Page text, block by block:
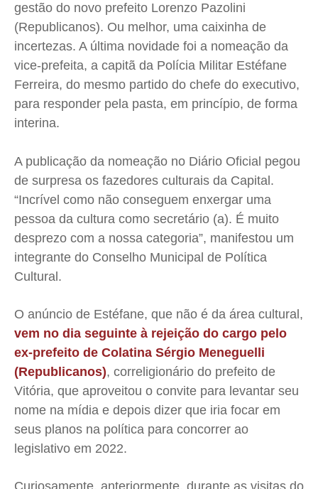
Cultura
Colunas
Caetano Roque
Gustavo Bastos
Jr Mignone (in memorian)
Wanda Sily
Publicidade Legal
Anuncie
Quem Somos
Expediente
Contato
Termos de Uso
Privacidade
Cultura
Colunas
Caetano Roque
Gustavo Bastos
Jr Mignone (in memorian)
Wanda Sily
Publicidade Legal
Anuncie
Quem Somos
Expediente
Contato
Termos de Uso
Privacidade
Cultura
Colunas
Caetano Roque
Gustavo Bastos
Jr Mignone (in memorian)
Wanda Sily
Publicidade Legal
Anuncie
Quem Somos
Expediente
Contato
Termos de Uso
Privacidade
Cultura
Colunas
Caetano Roque
Gustavo Bastos
Jr Mignone (in memorian)
Wanda Sily
Publicidade Legal
Anuncie
Quem Somos
Expediente
Contato
Termos de Uso
Privacidade
gestão do novo prefeito Lorenzo Pazolini
(Republicanos). Ou melhor, uma caixinha de
incertezas. A última novidade foi a nomeação da
vice-prefeita, a capitã da Polícia Militar Estéfane
Ferreira, do mesmo partido do chefe do executivo,
para responder pela pasta, em princípio, de forma
interina.
A publicação da nomeação no Diário Oficial pegou
de surpresa os fazedores culturais da Capital.
“Incrível como não conseguem enxergar uma
pessoa da cultura como secretário (a). É muito
desprezo com a nossa categoria”, manifestou um
integrante do Conselho Municipal de Política
Cultural.
O anúncio de Estéfane, que não é da área cultural,
vem no dia seguinte à rejeição do cargo pelo
ex-prefeito de Colatina Sérgio Meneguelli
(Republicanos), correligionário do prefeito de
Vitória, que aproveitou o convite para levantar seu
nome na mídia e depois dizer que iria focar em
seus planos na política para concorrer ao
legislativo em 2022.